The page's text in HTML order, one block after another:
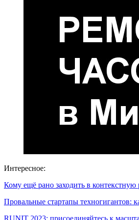
Интересное:
Кому ещё рано заходить в контекстную
Провальные стартапы техногигантов: